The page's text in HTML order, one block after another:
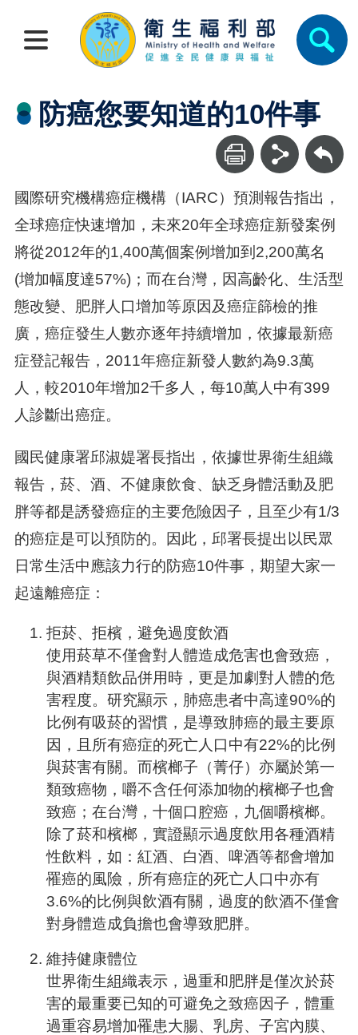
防癌您要知道的10件事
回上一頁
國際研究機構癌症機構（IARC）預測報告指出，
全球癌症快速增加，未來20年全球癌症新發案例
將從2012年的1,400萬個案例增加到2,200萬名
(增加幅度達57%)；而在台灣，因高齡化、生活型
態改變、肥胖人口增加等原因及癌症篩檢的推
廣，癌症發生人數亦逐年持續增加，依據最新癌
症登記報告，2011年癌症新發人數約為9.3萬
人，較2010年增加2千多人，每10萬人中有399
人診斷出癌症。
國民健康署邱淑媞署長指出，依據世界衛生組織
報告，菸、酒、不健康飲食、缺乏身體活動及肥
胖等都是誘發癌症的主要危險因子，且至少有1/3
的癌症是可以預防的。因此，邱署長提出以民眾
日常生活中應該力行的防癌10件事，期望大家一
起遠離癌症：
拒菸、拒檳，避免過度飲酒
使用菸草不僅會對人體造成危害也會致癌，
與酒精類飲品併用時，更是加劇對人體的危
害程度。研究顯示，肺癌患者中高達90%的
比例有吸菸的習慣，是導致肺癌的最主要原
因，且所有癌症的死亡人口中有22%的比例
與菸害有關。而檳榔子（菁仔）亦屬於第一
類致癌物，嚼不含任何添加物的檳榔子也會
致癌；在台灣，十個口腔癌，九個嚼檳榔。
除了菸和檳榔，實證顯示過度飲用各種酒精
性飲料，如：紅酒、白酒、啤酒等都會增加
罹癌的風險，所有癌症的死亡人口中亦有
3.6%的比例與飲酒有關，過度的飲酒不僅會
對身體造成負擔也會導致肥胖。
維持健康體位
世界衛生組織表示，過重和肥胖是僅次於菸
害的最重要已知的可避免之致癌因子，體重
過重容易增加罹患大腸、乳房、子宮內膜、